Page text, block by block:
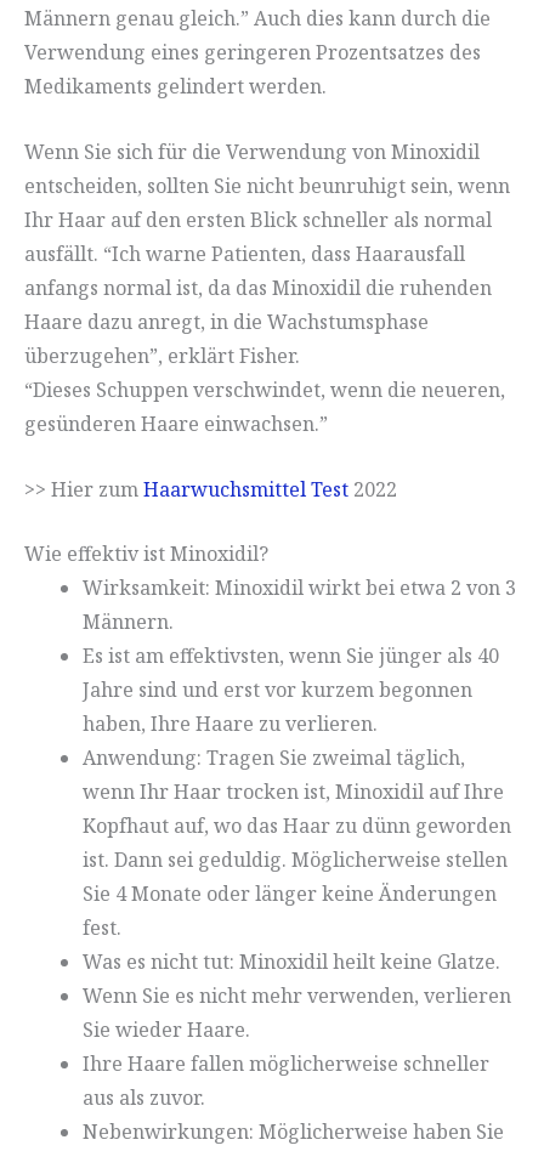
Männern genau gleich.” Auch dies kann durch die
Verwendung eines geringeren Prozentsatzes des
Medikaments gelindert werden.
Wenn Sie sich für die Verwendung von Minoxidil
entscheiden, sollten Sie nicht beunruhigt sein, wenn
Ihr Haar auf den ersten Blick schneller als normal
ausfällt. “Ich warne Patienten, dass Haarausfall
anfangs normal ist, da das Minoxidil die ruhenden
Haare dazu anregt, in die Wachstumsphase
überzugehen”, erklärt Fisher.
“Dieses Schuppen verschwindet, wenn die neueren,
gesünderen Haare einwachsen.”
>> Hier zumHaarwuchsmittel Test 2022
Wie effektiv ist Minoxidil?
Wirksamkeit: Minoxidil wirkt bei etwa 2 von 3
Männern.
Es ist am effektivsten, wenn Sie jünger als 40
Jahre sind und erst vor kurzem begonnen
haben, Ihre Haare zu verlieren.
Anwendung: Tragen Sie zweimal täglich,
wenn Ihr Haar trocken ist, Minoxidil auf Ihre
Kopfhaut auf, wo das Haar zu dünn geworden
ist. Dann sei geduldig. Möglicherweise stellen
Sie 4 Monate oder länger keine Änderungen
fest.
Was es nicht tut: Minoxidil heilt keine Glatze.
Wenn Sie es nicht mehr verwenden, verlieren
Sie wieder Haare.
Ihre Haare fallen möglicherweise schneller
aus als zuvor.
Nebenwirkungen: Möglicherweise haben Sie